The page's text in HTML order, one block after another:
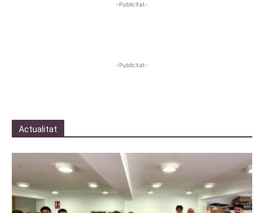
-Publicitat-
-Publicitat-
Actualitat